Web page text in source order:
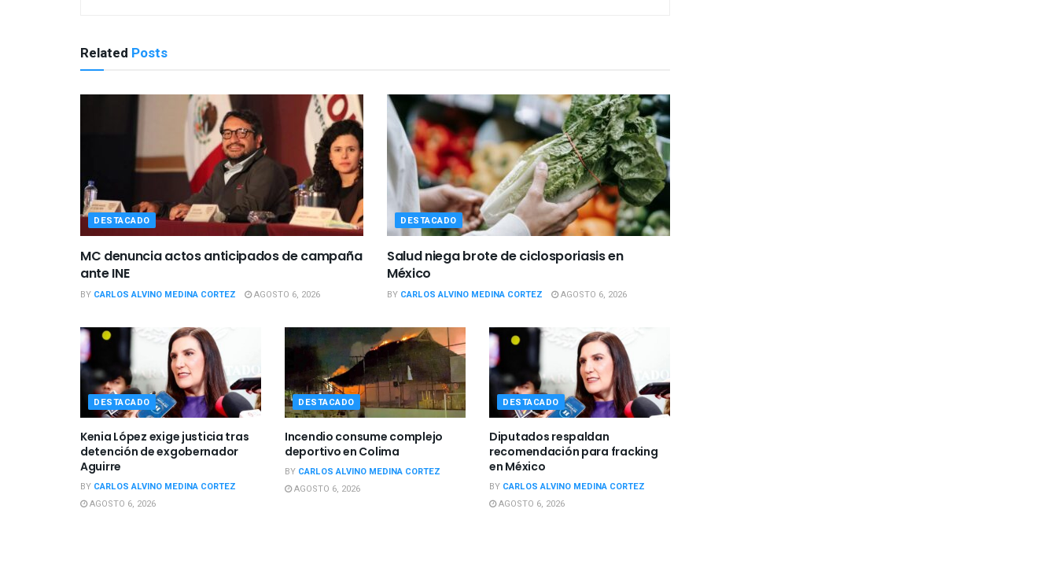
Related Posts
DESTACADO
MC denuncia actos anticipados de campaña
ante INE
BY CARLOS ALVINO MEDINA CORTEZ AGOSTO 6, 2026
DESTACADO
Salud niega brote de ciclosporiasis en
México
BY CARLOS ALVINO MEDINA CORTEZ AGOSTO 6, 2026
DESTACADO
Kenia López exige justicia tras
detención de exgobernador
Aguirre
BY CARLOS ALVINO MEDINA CORTEZ
AGOSTO 6, 2026
DESTACADO
Incendio consume complejo
deportivo en Colima
BY CARLOS ALVINO MEDINA CORTEZ
AGOSTO 6, 2026
DESTACADO
Diputados respaldan
recomendación para fracking
en México
BY CARLOS ALVINO MEDINA CORTEZ
AGOSTO 6, 2026